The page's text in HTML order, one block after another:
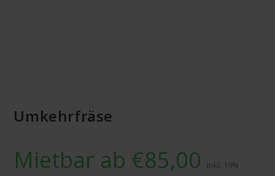
Umkehrfräse
Mietbar ab €85,00 inkl. 19%